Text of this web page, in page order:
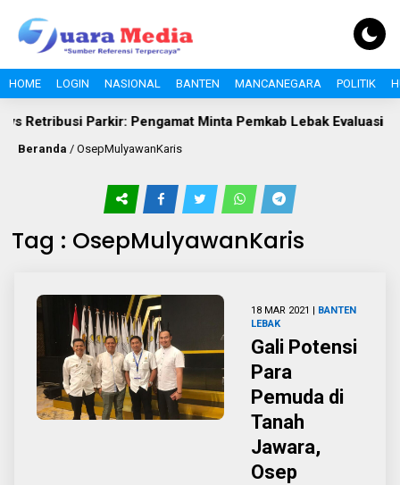
HOME LOGIN NASIONAL BANTEN MANCANEGARA POLITIK
Retribusi Parkir: Pengamat Minta Pemkab Lebak Evaluasi
Beranda / OsepMulyawanKaris
Tag : OsepMulyawanKaris
18 MAR 2021 | BANTEN
LEBAK
Gali Potensi
Para
Pemuda di
Tanah
Jawara,
Osep